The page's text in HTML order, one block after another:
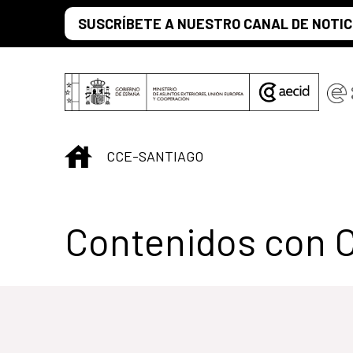
Saltar al contenido principal
SUSCRÍBETE A NUESTRO CANAL DE
INICIO
CCE-SANTIAGO
Centro Cultural
Contenidos con